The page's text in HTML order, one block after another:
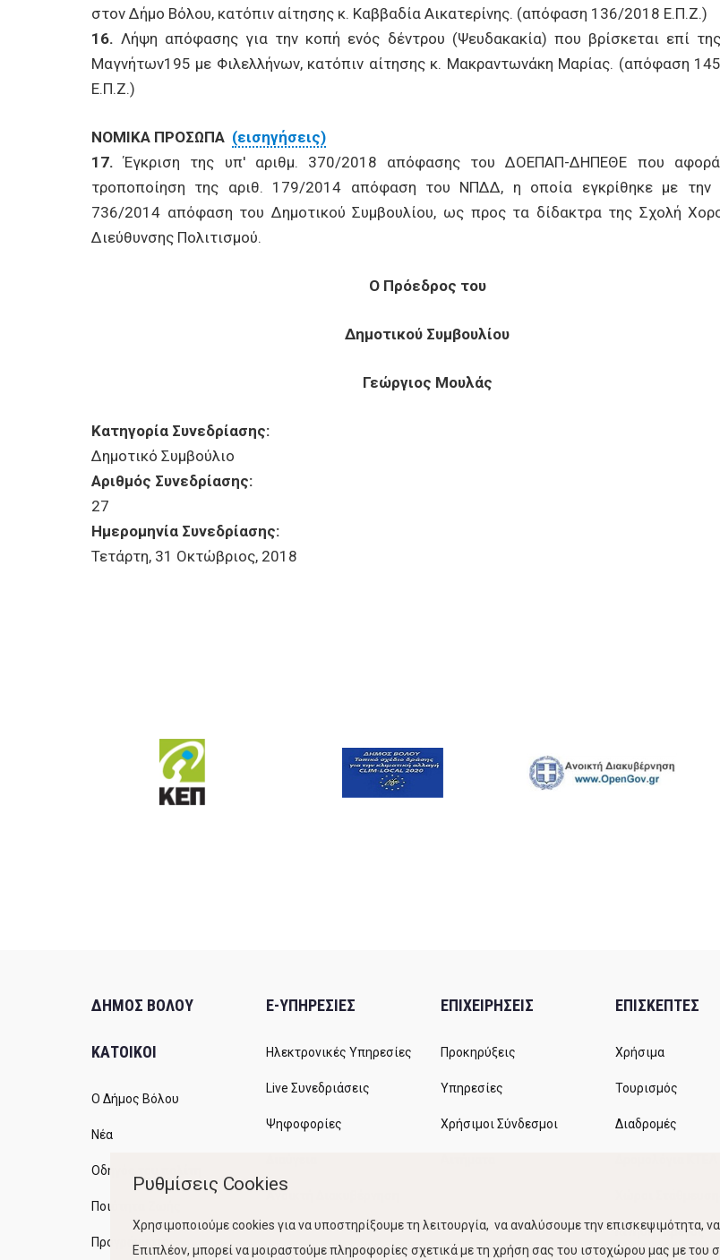
στον Δήμο Βόλου, κατόπιν αίτησης κ. Καββαδία Αικατερίνης. (απόφαση 136/2018 Ε.Π.Ζ.)
16. Λήψη απόφασης για την κοπή ενός δέντρου (Ψευδακακία) που βρίσκεται επί
Μαγνήτων195 με Φιλελλήνων, κατόπιν αίτησης κ. Μακραντωνάκη Μαρίας. (απόφαση
Ε.Π.Ζ.)
ΝΟΜΙΚΑ ΠΡΟΣΩΠΑ (εισηγήσεις)
17. Έγκριση της υπ' αριθμ. 370/2018 απόφασης του ΔΟΕΠΑΠ-ΔΗΠΕΘΕ που
τροποποίηση της αριθ. 179/2014 απόφαση του ΝΠΔΔ, η οποία εγκρίθηκε με την
736/2014 απόφαση του Δημοτικού Συμβουλίου, ως προς τα δίδακτρα της Σχολή
Διεύθυνσης Πολιτισμού.
Ο Πρόεδρος του
Δημοτικού Συμβουλίου
Γεώργιος Μουλάς
Κατηγορία Συνεδρίασης:
Δημοτικό Συμβούλιο
Αριθμός Συνεδρίασης:
27
Ημερομηνία Συνεδρίασης:
Τετάρτη, 31 Οκτώβριος, 2018
ΔΗΜΟΣ ΒΟΛΟΥ
ΚΑΤΟΙΚΟΙ
Ο Δήμος Βόλου
Νέα
Οδηγός του πολίτη
Ποιότητα Ζωής
Προγράμματα
E-ΥΠΗΡΕΣΙΕΣ
Ηλεκτρονικές Υπηρεσίες
Live Συνεδριάσεις
Ψηφοφορίες
ΕΠΙΧΕΙΡΗΣΕΙΣ
Προκηρύξεις
Υπηρεσίες
Χρήσιμοι Σύνδεσμοι
ΕΠΙΣΚΕΠΤΕΣ
Χρήσιμα
Τουρισμός
Διαδρομές
Κίνηση Λιμένος
Ρυθμίσεις Cookies
Χρησιμοποιούμε cookies για να υποστηρίξουμε τη λειτουργία, να αναλύσουμε την επισκεψιμότητα,
Επιπλέον, μπορεί να μοιραστούμε πληροφορίες σχετικά με τη χρήση σας του ιστοχώρου μας με του